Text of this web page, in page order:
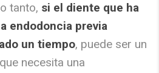
tanto, si el diente que ha
endodoncia previa
un tiempo, puede ser un
necesita una